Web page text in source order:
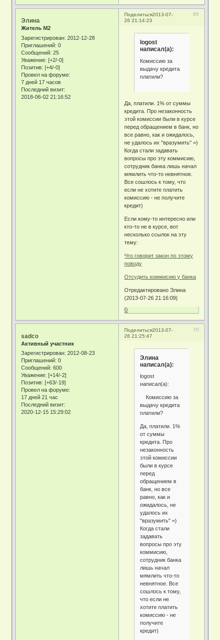
Поделиться 69
2013-07-
26 21:14:23
Элина
Житель М2
Зарегистрирован: 2012-12-28
Приглашений: 0
Сообщений: 25
Уважение: [+2/-0]
Позитив: [+4/-0]
Провел на форуме:
7 дней 17 часов
Последний визит:
2018-06-02 21:16:52
logost
написал(а):
Комиссию за
выдачу кредита
платили?
Да, платили. 1% от суммы
кредита. Про незаконность
этой комиссии были в курсе
перед обращением в банк, но
все равно, как и ожидалось,
не удалось их "вразумить" =)
Когда стали задавать
вопросы про эту коммисию,
сотрудник банка лишь начал
мямлить что-то невнятное.
Все сошлось к тому, что
если не хотите платить
комиссию - не получите
кредит)
Если кому-то интересно или
кто-то не в курсе, вот
несколько ссылок на эту
тему:
Что говорит закон по этому
поводу
Отсудить коммисию у банка
Отредактировано Элина
(2013-07-26 21:16:09)
0
Поделиться 70
2013-07-
26 21:25:47
sadco
Активный участник
Зарегистрирован: 2012-08-23
Приглашений: 0
Сообщений: 600
Уважение: [+14/-2]
Позитив: [+63/-19]
Провел на форуме:
17 дней 21 час
Последний визит:
2020-12-15 15:29:02
Элина
написал(а):
logost
написал(а):
Комиссию за
выдачу кредита
платили?
Да, платили. 1%
от суммы
кредита. Про
незаконность
этой комиссии
были в курсе
перед
обращением в
банк, но все
равно, как и
ожидалось, не
удалось их
"вразумить" =)
Когда стали
задавать
вопросы про эту
коммисию,
сотрудник банка
лишь начал
мямлить что-то
невнятное. Все
сошлось к тому,
что если не
хотите платить
комиссию - не
получите
кредит)